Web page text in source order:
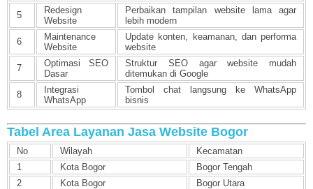
5
Redesign
Website
Perbaikan tampilan website lama agar
lebih modern
6
Maintenance
Website
Update konten, keamanan, dan performa
website
7
Optimasi SEO
Dasar
Struktur SEO agar website mudah
ditemukan di Google
8
Integrasi
WhatsApp
Tombol chat langsung ke WhatsApp
bisnis
Tabel Area Layanan Jasa Website Bogor
No Wilayah
Kecamatan
1
Kota Bogor
Bogor Tengah
2
Kota Bogor
Bogor Utara